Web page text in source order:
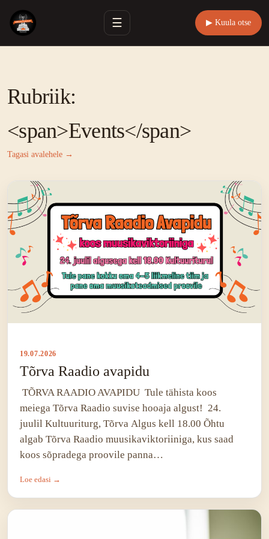
☰ ▶ Kuula otse
Rubriik:
<span>Events</span>
Tagasi avalehele →
19.07.2026
Tõrva Raadio avapidu
TÕRVA RAADIO AVAPIDU Tule tähista koos
meiega Tõrva Raadio suvise hooaja algust! 24.
juulil Kultuuriturg, Tõrva Algus kell 18.00 Õhtu
algab Tõrva Raadio muusikaviktoriiniga, kus saad
koos sõpradega proovile panna…
Loe edasi →